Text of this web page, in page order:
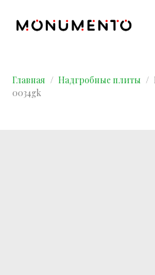
Главная Надгробные плиты
0034gk